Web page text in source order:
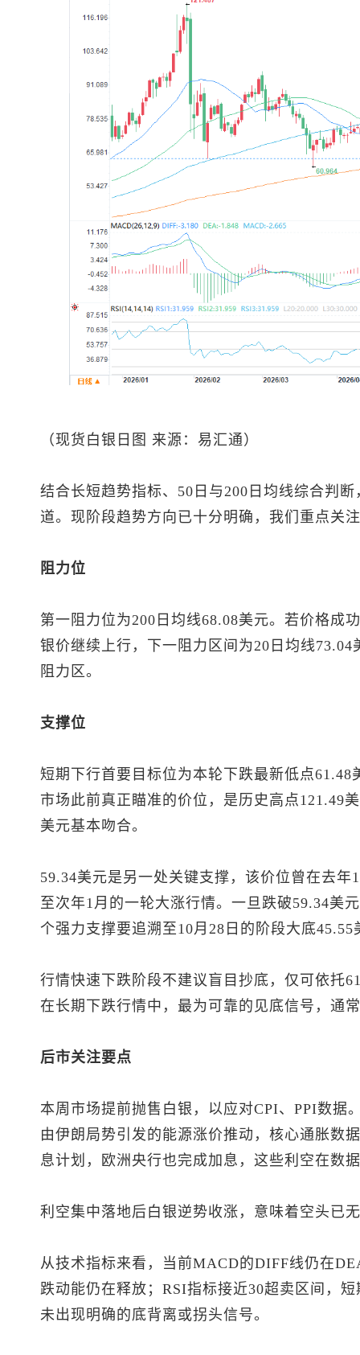
（现货白银 日图 来源：易汇通）
结合长短趋势指标、50日与200日均线综合判
道。现阶段趋势方向已十分明确，我们重点关
阻力位
第一阻力位为200日均线68.08美元。若价格成
银价继续上行，下一阻力区间为20日均线
阻力区。
支撑位
短期下行首要目标位为本轮下跌最新低点
市场此前真正瞄准的价位，是历史高点121.49
美元基本吻合。
59.34美元是另一处关键支撑，该价位曾在去
至次年1月的一轮大涨行情。一旦跌破59.34美
个强力支撑要追溯至10月28日的阶段大底45.55
行情快速下跌阶段不建议盲目抄底，仅可依托
在长期下跌行情中，最为可靠的见底信号，通
后市关注要点
本周市场提前抛售白银，以应对CPI、PPI数据
由伊朗局势引发的能源涨价推动，核心通胀数
息计划，欧洲央行也完成加息，这些利空在数
利空集中落地后白银逆势收涨，意味着空头已
从技术指标来看，当前MACD的DIFF线仍在
跌动能仍在释放；RSI指标接近30超卖区间，
未出现明确的底背离或拐头信号。